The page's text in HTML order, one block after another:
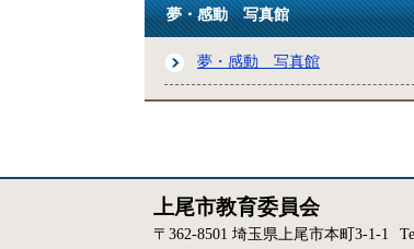
夢・感動 写真館
夢・感動 写真館
上尾市教育委員会
〒362-8501 埼玉県上尾市本町3-1-1